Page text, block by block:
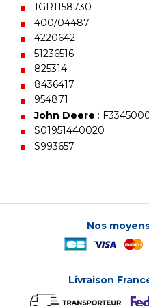
1GR1158730
400/04487
4220642
51236516
825314
8436417
954871
John Deere :
S01951440020
S993657
Nos
Livraison